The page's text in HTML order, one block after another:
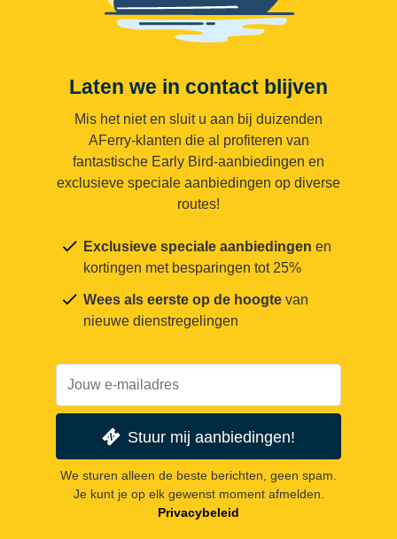
Laten we in contact blijven
Mis het niet en sluit u aan bij duizenden
AFerry-klanten die al profiteren van
fantastische Early Bird-aanbiedingen en
exclusieve speciale aanbiedingen op diverse
routes!
Exclusieve speciale aanbiedingen en
kortingen met besparingen tot 25%
Wees als eerste op de hoogte van
nieuwe dienstregelingen
Stuur mij aanbiedingen!
We sturen alleen de beste berichten, geen spam.
Je kunt je op elk gewenst moment afmelden.
Privacybeleid